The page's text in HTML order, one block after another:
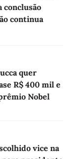
conclusão
continua
quer
R$ 400 mil e
Nobel
vice na